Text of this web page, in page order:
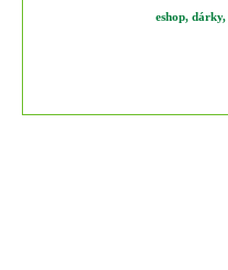
eshop, dárky,